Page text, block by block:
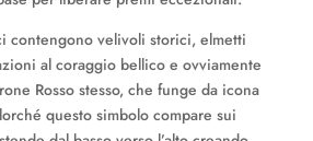
contengono velivoli storici, elmetti
al coraggio bellico e ovviamente
Rosso stesso, che funge da icona
questo simbolo compare sui